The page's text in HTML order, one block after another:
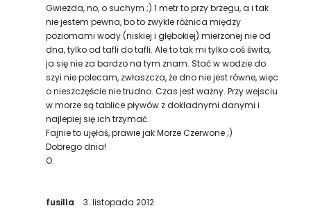
Gwiezda, no, o suchym ;) 1 metr to przy brzegu, a i tak
nie jestem pewna, bo to zwykle różnica między
poziomami wody (niskiej i głębokiej) mierzonej nie od
dna, tylko od tafli do tafli. Ale to tak mi tylko coś świta,
ja się nie za bardzo na tym znam. Stać w wodzie do
szyi nie polecam, zwłaszcza, że dno nie jest równe, więc
o nieszczęście nie trudno. Czas jest ważny. Przy wejsciu
w morze są tablice pływów z dokładnymi danymi i
najlepiej się ich trzymać.
Fajnie to ujęłaś, prawie jak Morze Czerwone ;)
Dobrego dnia!
O.
fusilla
3. listopada 2012